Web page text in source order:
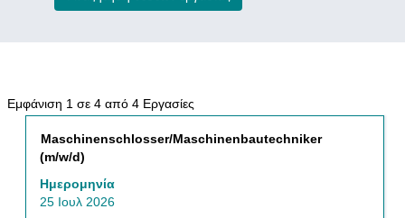
Εμφάνιση 1 σε 4 από 4 Εργασίες
αποτελεσμάτων
για
Τίτλος
Maschinenschlosser/Maschinenbautechniker
(m/w/d)
Ημερομηνία
25 Ιουλ 2026
Επιλέξτε
μέσω
πλήκτρου
διαστήματος